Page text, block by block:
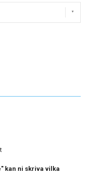
kan ni skriva vilka